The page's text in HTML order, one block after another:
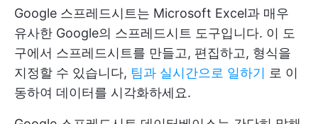
Google 스프레드시트는 Microsoft Excel과 매우
유사한 Google의 스프레드시트 도구입니다. 이 도
구에서 스프레드시트를 만들고, 편집하고, 형식을
지정할 수 있습니다, 팀과 실시간으로 일하기 로 이
동하여 데이터를 시각화하세요.